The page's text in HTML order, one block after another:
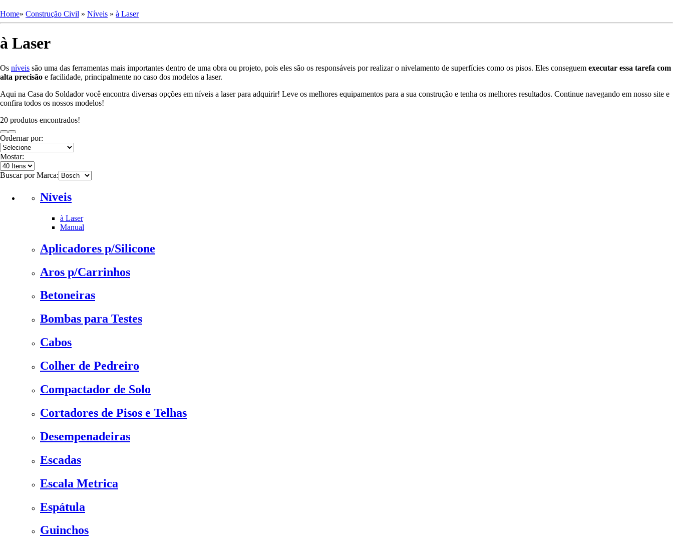
Home» Construção Civil » Níveis » à Laser
à Laser
Os níveis são uma das ferramentas mais importantes dentro de uma obra ou projeto, pois eles são os responsáveis por realizar o nivelamento de superfícies como os pisos. Eles conseguem executar essa tarefa com
alta precisão e facilidade, principalmente no caso dos modelos a laser.
Aqui na Casa do Soldador você encontra diversas opções em níveis a laser para adquirir! Leve os melhores equipamentos para a sua construção e tenha os melhores resultados. Continue navegando em nosso site e
confira todos os nossos modelos!
20 produtos encontrados!
Ordernar por:
Mostar:
Buscar por Marca:
Níveis
à Laser
Manual
Aplicadores p/Silicone
Aros p/Carrinhos
Betoneiras
Bombas para Testes
Cabos
Colher de Pedreiro
Compactador de Solo
Cortadores de Pisos e Telhas
Desempenadeiras
Escadas
Escala Metrica
Espátula
Guinchos